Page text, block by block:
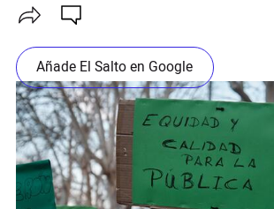
Añade El Salto en Google